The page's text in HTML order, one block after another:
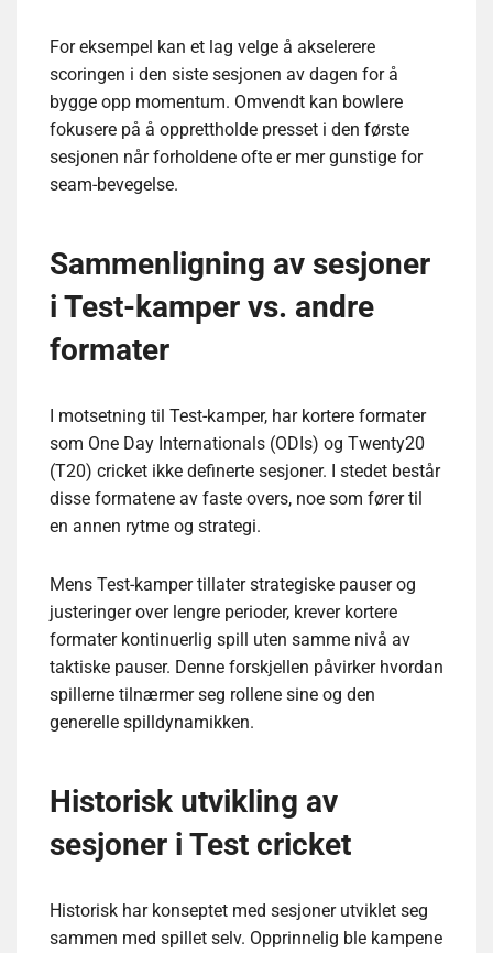
For eksempel kan et lag velge å akselerere
scoringen i den siste sesjonen av dagen for å
bygge opp momentum. Omvendt kan bowlere
fokusere på å opprettholde presset i den første
sesjonen når forholdene ofte er mer gunstige for
seam-bevegelse.
Sammenligning av sesjoner
i Test-kamper vs. andre
formater
I motsetning til Test-kamper, har kortere formater
som One Day Internationals (ODIs) og Twenty20
(T20) cricket ikke definerte sesjoner. I stedet består
disse formatene av faste overs, noe som fører til
en annen rytme og strategi.
Mens Test-kamper tillater strategiske pauser og
justeringer over lengre perioder, krever kortere
formater kontinuerlig spill uten samme nivå av
taktiske pauser. Denne forskjellen påvirker hvordan
spillerne tilnærmer seg rollene sine og den
generelle spilldynamikken.
Historisk utvikling av
sesjoner i Test cricket
Historisk har konseptet med sesjoner utviklet seg
sammen med spillet selv. Opprinnelig ble kampene